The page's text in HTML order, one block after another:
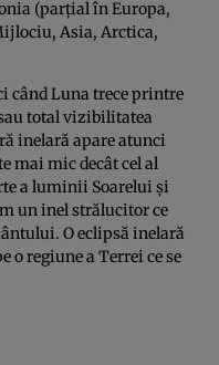
(parţial în Europa,
Asia, Arctica,
când Luna trece printre
total vizibilitatea
inelară apare atunci
mai mic decât cel al
a luminii Soarelui şi
un inel strălucitor ce
O eclipsă inelară
o regiune a Terrei ce se